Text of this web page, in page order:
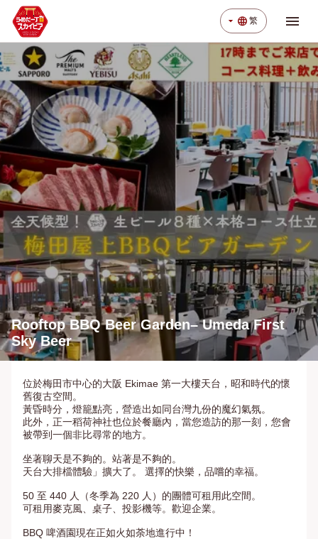
arrow_drop_down language 繁 menu
Rooftop BBQ Beer Garden– Umeda First
Sky Beer
位於梅田市中心的大阪 Ekimae 第一大樓天台，昭和時代的懷
舊復古空間。
黃昏時分，燈籠點亮，營造出如同台灣九份的魔幻氣氛。
此外，正一稻荷神社也位於餐廳內，當您造訪的那一刻，您會
被帶到一個非比尋常的地方。
坐著聊天是不夠的。站著是不夠的。
天台大排檔體驗」擴大了。 選擇的快樂，品嚐的幸福。
50 至 440 人（冬季為 220 人）的團體可租用此空間。
可租用麥克風、桌子、投影機等。歡迎企業。
BBQ 啤酒園現在正如火如荼地進行中！